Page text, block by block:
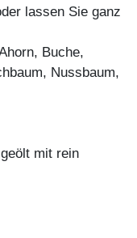
lassen Sie ganz
Buche,
Nussbaum,
mit rein